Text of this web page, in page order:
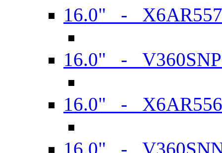
16.0" -
16.0" -
16.0" -
16.0" -